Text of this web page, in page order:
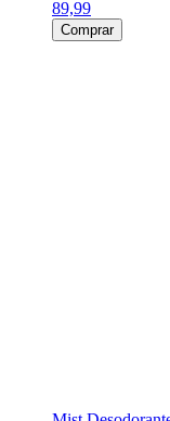
89,99
Comprar